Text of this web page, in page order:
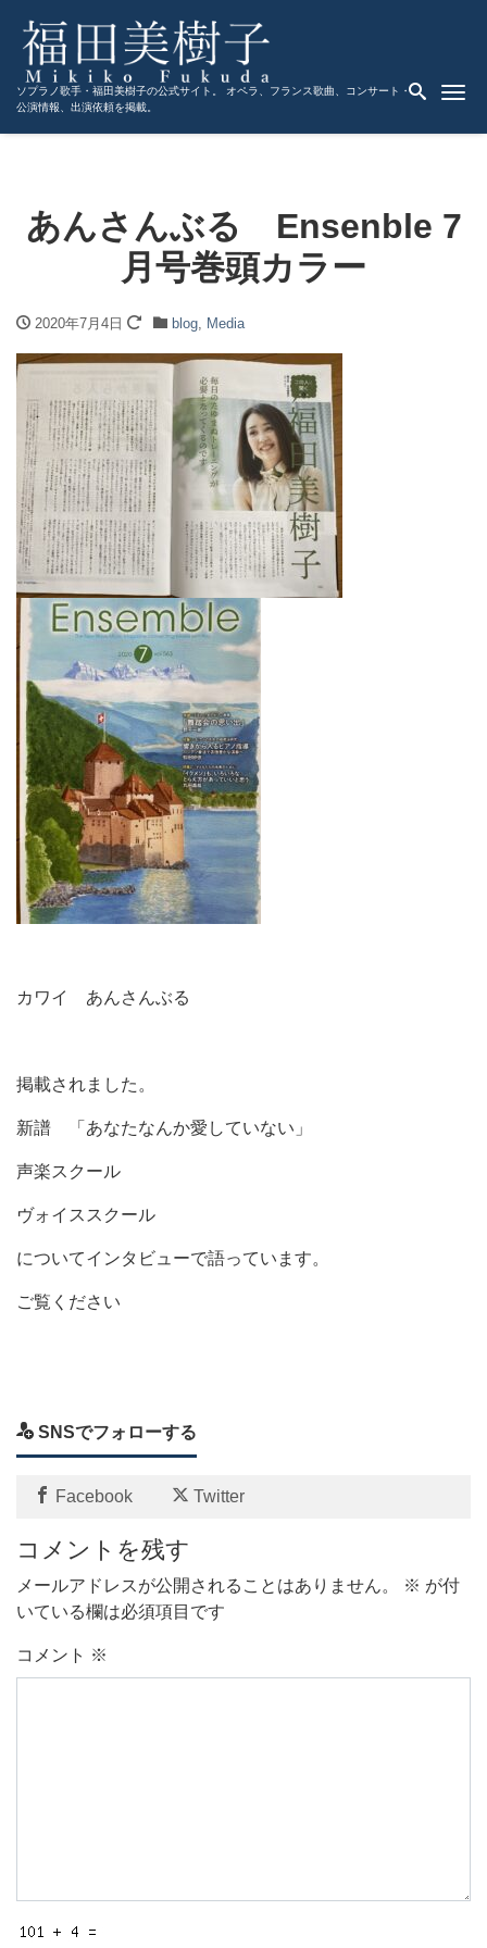
ソプラノ歌手・福田美樹子の公式サイト。 オペラ、フランス歌曲、コンサート・
公演情報、出演依頼を掲載。
あんさんぶる Ensenble 7
月号巻頭カラー
2020年7月4日 blog, Media
カワイ あんさんぶる
掲載されました。
新譜 「あなたなんか愛していない」
声楽スクール
ヴォイススクール
についてインタビューで語っています。
ご覧ください
SNSでフォローする
Facebook Twitter
コメントを残す
メールアドレスが公開されることはありません。 ※ が付
いている欄は必須項目です
コメント ※